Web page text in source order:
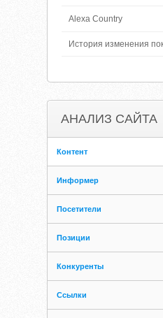
Alexa Country
История изменения
АНАЛИЗ САЙТА
Контент
Информер
Посетители
Позиции
Конкуренты
Ссылки